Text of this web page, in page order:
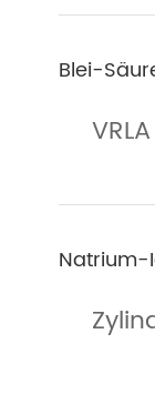
Blei-
Natrium-